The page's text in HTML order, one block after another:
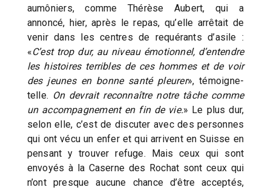
aumôniers, comme Thérèse Aubert, qui a
annoncé, hier, après le repas, qu’elle arrêtait de
venir dans les centres de requérants d’asile :
«C’est trop dur, au niveau émotionnel, d’entendre
les histoires terribles de ces hommes et de voir
des jeunes en bonne santé pleurer», témoigne-
telle. On devrait reconnaître notre tâche comme
un accompagnement en fin de vie.» Le plus dur,
selon elle, c’est de discuter avec des personnes
qui ont vécu un enfer et qui arrivent en Suisse en
pensant y trouver refuge. Mais ceux qui sont
envoyés à la Caserne des Rochat sont ceux qui
n’ont presque aucune chance d’être acceptés,